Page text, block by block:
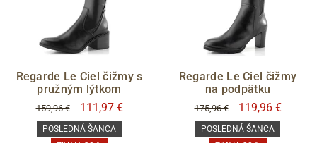
Regarde Le Ciel čižmy s
pružným lýtkom
159,96 € 111,97 €
POSLEDNÁ ŠANCA
Regarde Le Ciel čižmy
na podpätku
175,96 € 119,96 €
POSLEDNÁ ŠANCA